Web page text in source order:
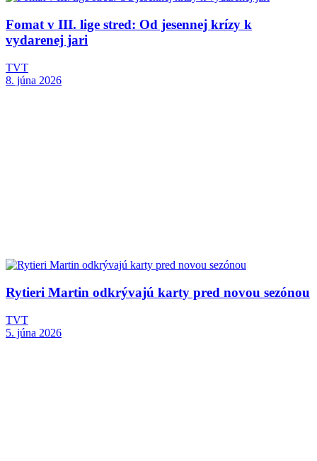
Fomat v III. lige stred: Od jesennej krízy k
vydarenej jari
TVT
8. júna 2026
Rytieri Martin odkrývajú karty pred novou sezónou
TVT
5. júna 2026